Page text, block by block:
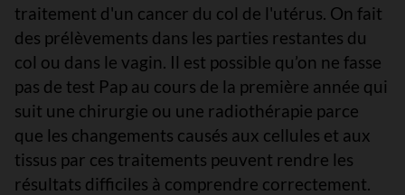
traitement d'un cancer du col de l'utérus. On fait
des prélèvements dans les parties restantes du
col ou dans le vagin. Il est possible qu’on ne fasse
pas de test Pap au cours de la première année qui
suit une chirurgie ou une radiothérapie parce
que les changements causés aux cellules et aux
tissus par ces traitements peuvent rendre les
résultats difficiles à comprendre correctement.